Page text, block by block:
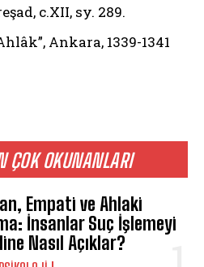
ÇOK OKUNANLARI
Empati ve Ahlaki
İnsanlar Suç İşlemeyi
Nasıl Açıklar?
c.XII, sy. 289.
Ankara, 1339-1341